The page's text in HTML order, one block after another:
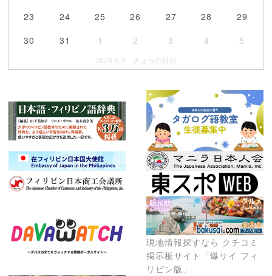
現地情報探すなら クチコミ
掲示板サイト「爆サイ フィ
リピン版」
23
24 25 26 27 28
29
30
31 1 2 3 4 5
2026-8-9 きょうの日付